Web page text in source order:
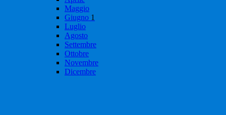
Maggio
Giugno 1
Luglio
Agosto
Settembre
Ottobre
Novembre
Dicembre